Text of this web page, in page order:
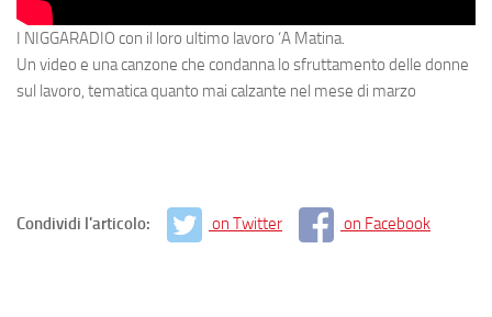
I NIGGARADIO con il loro ultimo lavoro ‘A Matina.
Un video e una canzone che condanna lo sfruttamento delle donne
sul lavoro, tematica quanto mai calzante nel mese di marzo
Condividi l'articolo: on Twitter on Facebook